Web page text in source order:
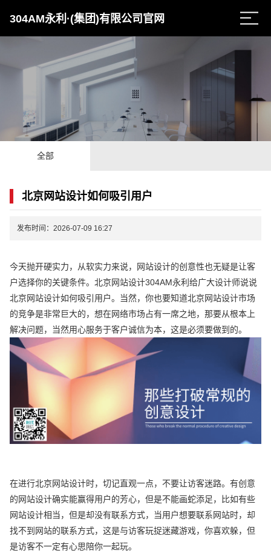
304AM永利·(集团)有限公司官网
全部
北京网站设计如何吸引用户
发布时间：2026-07-09 16:27
今天抛开硬实力，从软实力来说，网站设计的创意性也无疑是让客
户选择你的关键条件。北京网站设计304AM永利给广大设计师说说
北京网站设计如何吸引用户。当然，你也要知道北京网站设计市场
的竞争是非常巨大的，想在网络市场占有一席之地，那要从根本上
解决问题，当然用心服务于客户诚信为本，这是必须要做到的。
在进行北京网站设计时，切记直观一点，不要让访客迷路。有创意
的网站设计确实能赢得用户的芳心，但是不能画蛇添足，比如有些
网站设计相当，但是却没有联系方式，当用户想要联系网站时，却
找不到网站的联系方式，这是与访客玩捉迷藏游戏，你喜欢躲，但
是访客不一定有心思陪你一起玩。